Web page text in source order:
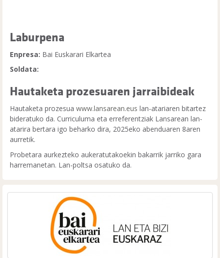
Laburpena
Enpresa: Bai Euskarari Elkartea
Soldata:
Hautaketa prozesuaren jarraibideak
Hautaketa prozesua www.lansarean.eus lan-atariaren bitartez
bideratuko da. Curriculuma eta erreferentziak Lansarean lan-
atarira bertara igo beharko dira, 2025eko abenduaren 8aren
aurretik.
Probetara aurkezteko aukeratutakoekin bakarrik jarriko gara
harremanetan. Lan-poltsa osatuko da.